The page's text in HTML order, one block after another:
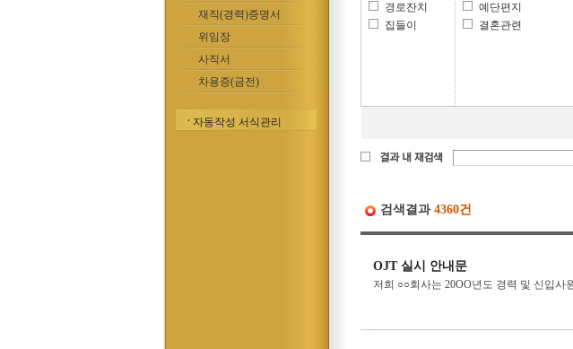
재직(경력)증명서
위임장
사직서
차용증(금전)
자동작성 서식관리
경로잔치
집들이
예단편지
결혼관련
검색결과 4360건
OJT 실시 안내문
저희 ○○회사는 20OO년도 경력 및 신입사